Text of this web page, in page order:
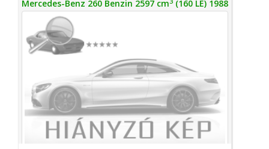
Mercedes-Benz 260 Benzin 2597 cm (160 LE) 1988